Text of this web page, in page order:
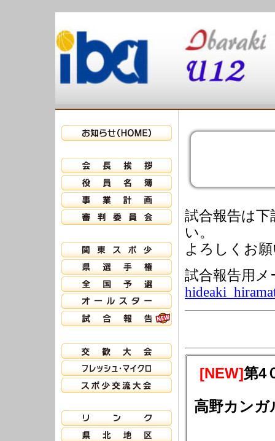
試合報告は
い。
よろしくお
試合報告用
[NEW]第4
高野カン